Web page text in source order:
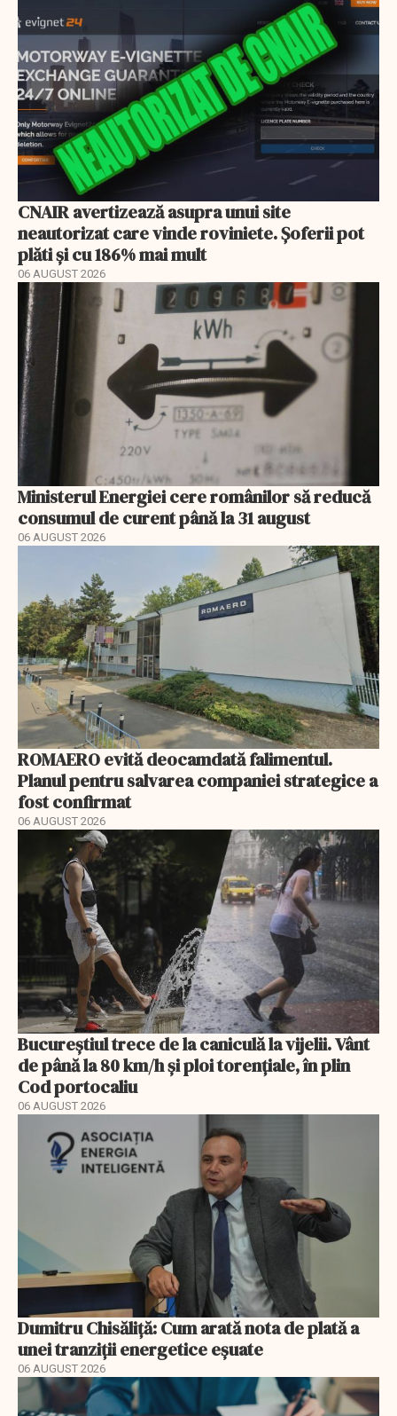
CNAIR avertizează asupra unui site
neautorizat care vinde roviniete. Șoferii pot
plăti și cu 186% mai mult
06 AUGUST 2026
Ministerul Energiei cere românilor să reducă
consumul de curent până la 31 august
06 AUGUST 2026
ROMAERO evită deocamdată falimentul.
Planul pentru salvarea companiei strategice a
fost confirmat
06 AUGUST 2026
Bucureștiul trece de la caniculă la vijelii. Vânt
de până la 80 km/h și ploi torențiale, în plin
Cod portocaliu
06 AUGUST 2026
Dumitru Chisăliță: Cum arată nota de plată a
unei tranziții energetice eșuate
06 AUGUST 2026